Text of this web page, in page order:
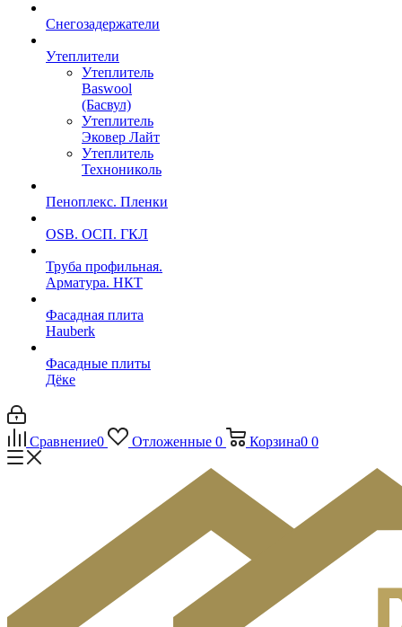
Снегозадержатели
Утеплители
Утеплитель
Baswool
(Басвул)
Утеплитель
Эковер Лайт
Утеплитель
Технониколь
Пеноплекс. Пленки
OSB. ОСП. ГКЛ
Труба профильная.
Арматура. НКТ
Фасадная плита
Hauberk
Фасадные плиты
Дёке
Сравнение0 Отложенные 0 Корзина0 0